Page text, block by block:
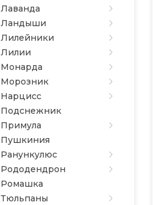
Лаванда
Ландыши
Лилейники
Лилии
Монарда
Морозник
Нарцисс
Подснежник
Примула
Пушкиния
Ранункулюс
Рододендрон
Ромашка
Тюльпаны